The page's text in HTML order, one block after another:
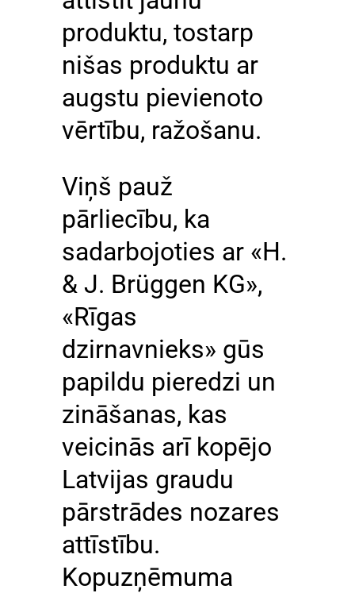
produktu, tostarp
nišas produktu ar
augstu pievienoto
vērtību, ražošanu.
Viņš pauž
pārliecību, ka
sadarbojoties ar «H.
& J. Brüggen KG»,
«Rīgas
dzirnavnieks» gūs
papildu pieredzi un
zināšanas, kas
veicinās arī kopējo
Latvijas graudu
pārstrādes nozares
attīstību.
Kopuzņēmuma